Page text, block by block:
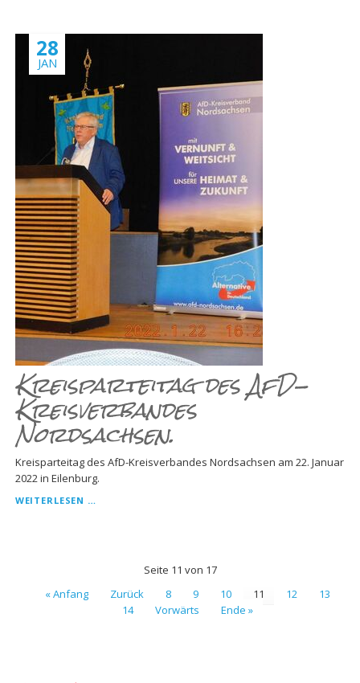
–
INNENMINISTER
SIEHT
DEMOKRATIE
IN
GEFAHR!
28
JAN
Kreisparteitag des AfD-
Kreisverbandes
Nordsachsen.
Kreisparteitag des AfD-Kreisverbandes Nordsachsen am 22. Januar
2022 in Eilenburg.
WEITERLESEN …
Seite 11 von 17
« Anfang
Zurück 8 9 10 11 12
13
14
Vorwärts Ende »